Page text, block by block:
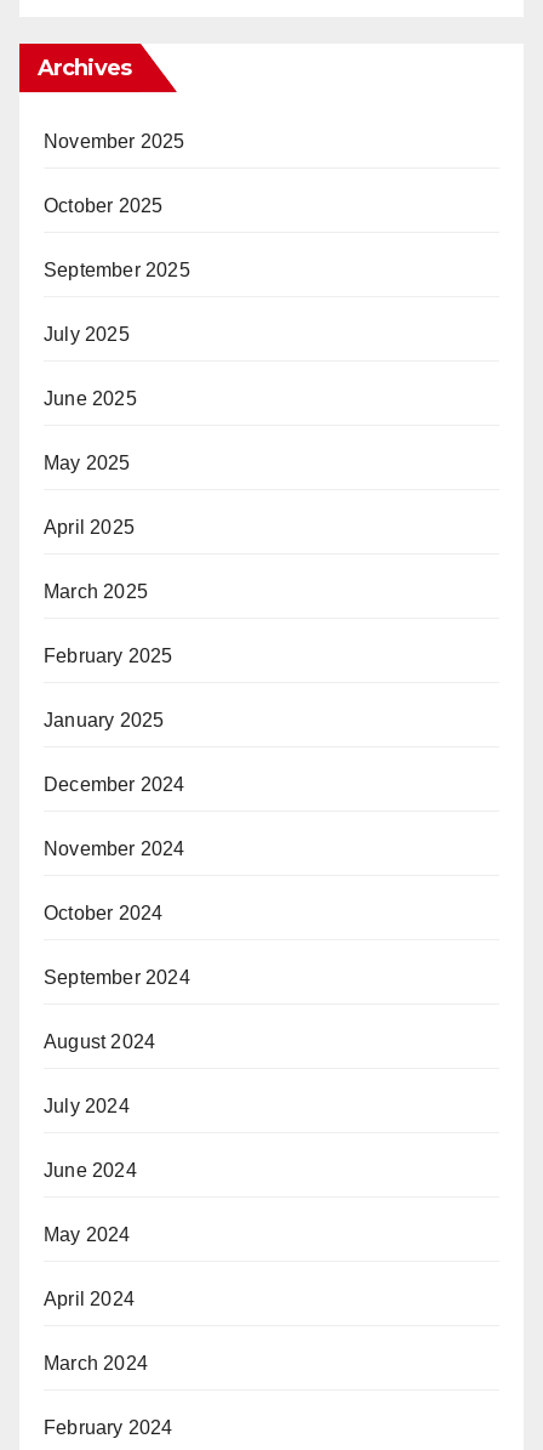
Archives
November 2025
October 2025
September 2025
July 2025
June 2025
May 2025
April 2025
March 2025
February 2025
January 2025
December 2024
November 2024
October 2024
September 2024
August 2024
July 2024
June 2024
May 2024
April 2024
March 2024
February 2024